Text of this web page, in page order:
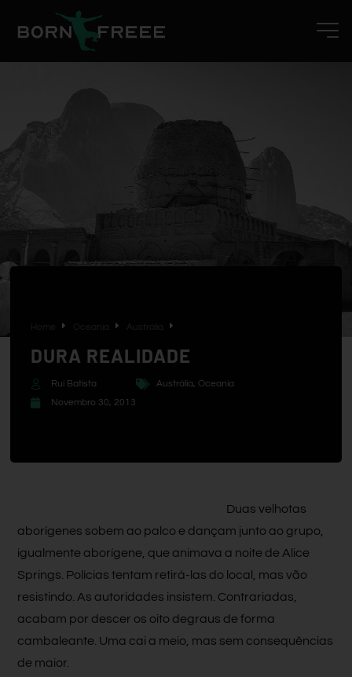
Austrália
DURA REALIDADE
Rui Batista Austrália, Oceania
Novembro 30, 2013
Duas velhotas
aborígenes sobem ao palco e dançam junto ao grupo,
igualmente aborígene, que animava a noite de Alice
Springs. Polícias tentam retirá-las do local, mas vão
resistindo. As autoridades insistem. Contrariadas,
acabam por descer os oito degraus de forma
cambaleante. Uma cai a meio, mas sem consequências
de maior.